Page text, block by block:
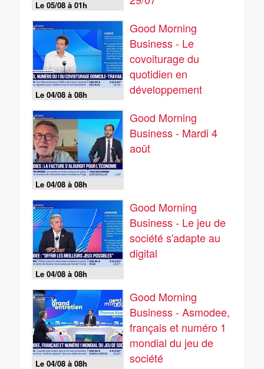
Le 05/08 à 01h
Le 04/08 à 08h
Good Morning
Business - Le
covoiturage du
quotidien en
développement
Le 04/08 à 08h
Good Morning
Business - Mardi 4
août
Le 04/08 à 08h
Good Morning
Business - Le jeu de
société s'adapte au
digital
Le 04/08 à 08h
Good Morning
Business - Asmodee,
français et numéro 1
mondial du jeu de
société